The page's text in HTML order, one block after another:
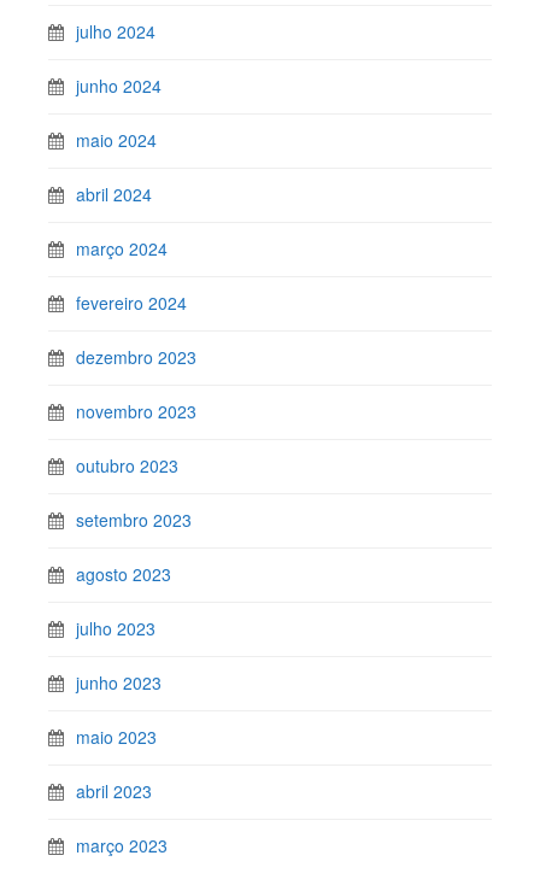
julho 2024
junho 2024
maio 2024
abril 2024
março 2024
fevereiro 2024
dezembro 2023
novembro 2023
outubro 2023
setembro 2023
agosto 2023
julho 2023
junho 2023
maio 2023
abril 2023
março 2023